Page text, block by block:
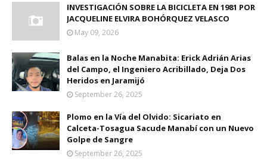
INVESTIGACIÓN SOBRE LA BICICLETA EN 1981 POR
JACQUELINE ELVIRA BOHÓRQUEZ VELASCO
May 09, 2026
Balas en la Noche Manabita: Erick Adrián Arias
del Campo, el Ingeniero Acribillado, Deja Dos
Heridos en Jaramijó
September 26, 2025
Plomo en la Vía del Olvido: Sicariato en
Calceta-Tosagua Sacude Manabí con un Nuevo
Golpe de Sangre
September 26, 2025